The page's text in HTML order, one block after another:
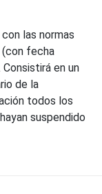
las normas
(con fecha
en un
de la
todos los
suspendido